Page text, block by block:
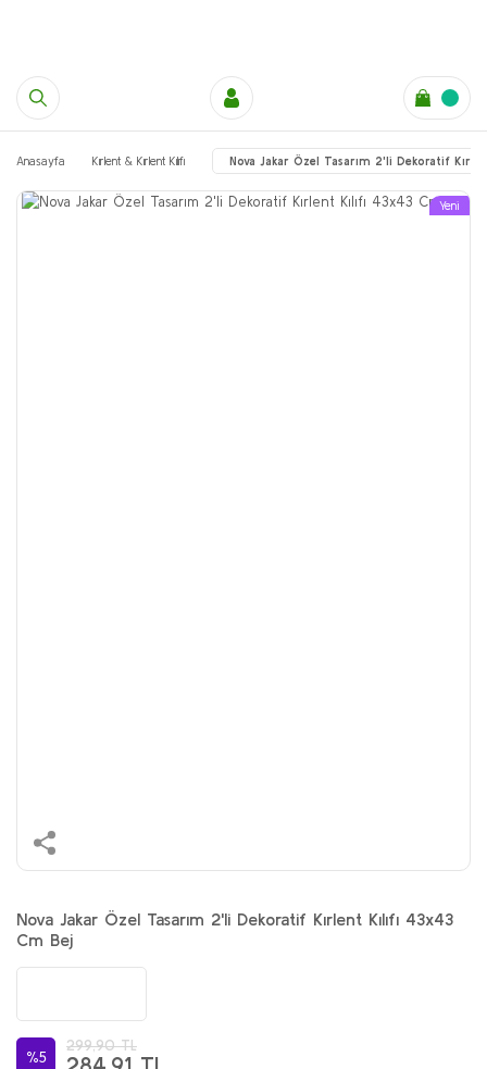
Anasayfa Kırlent & Kırlent Kılıfı Nova Jakar Özel Tasarım 2'li Dekoratif
Yeni
Nova Jakar Özel Tasarım 2'li Dekoratif Kırlent Kılıfı 43x43
Cm Bej
%5
299,90 TL